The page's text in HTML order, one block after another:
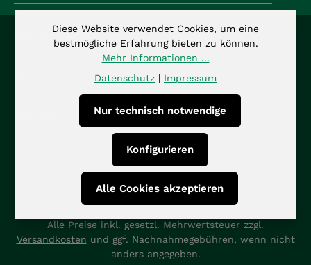
Datenschutz
Ich habe die
Datenschutzbestimmungen
Kenntnis genommen und die
gelesen und bin
mit ihnen einverstanden.*
Die mit einem Stern (*) markierten Felder sind
Pflichtfelder.
Service-Hotline
Alle Preise inkl. gesetzl. Mehrwertsteuer zzgl.
Versandkosten und ggf. Nachnahmegebühren, wenn nicht
anders angegeben.
Diese Website verwendet Cookies, um eine
bestmögliche Erfahrung bieten zu können.
Mehr Informationen ...
Datenschutz | Impressum
Nur technisch notwendige
Konfigurieren
Alle Cookies akzeptieren